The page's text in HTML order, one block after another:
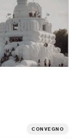
CONVEGNO